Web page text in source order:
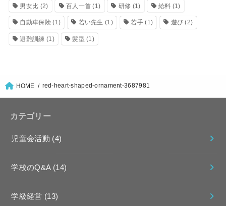
男女比 (2) 百人一首 (1) 研修 (1) 給料 (1)
自動車保険(1) 若い先生 (1) 若手(1) 遊び (2)
避難訓練 (1) 髪型 (1)
HOME red-heart-shaped-ornament-3687981
カテゴリー
児童会活動 (4)
学校のQ&A (14)
学級経営 (13)